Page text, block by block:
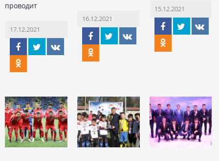
проводит
17.12.2021
16.12.2021
15.12.2021